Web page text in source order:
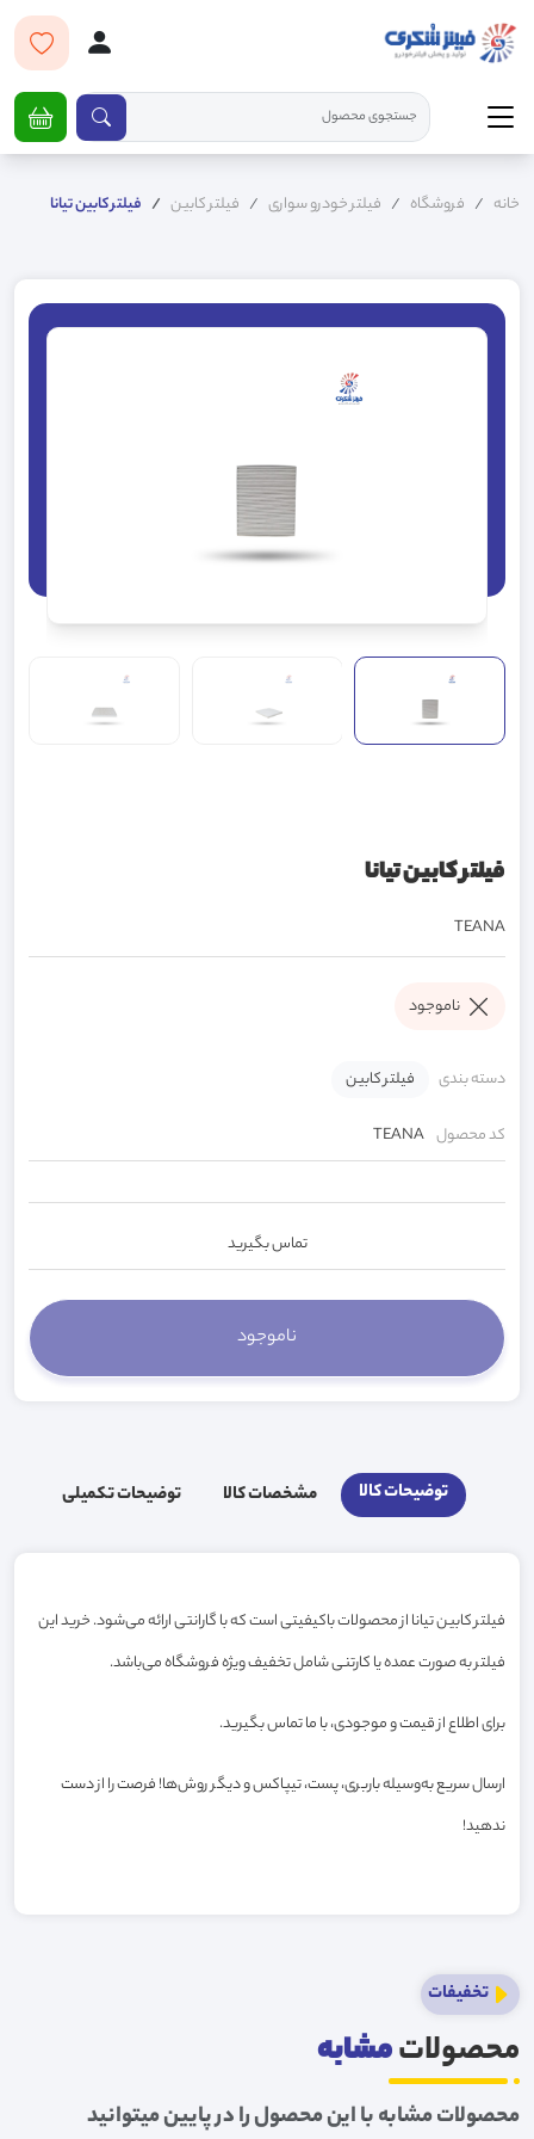
خانه فروشگاه فیلتر خودرو سواری فیلتر کابین فیلتر کابین تیانا
فیلتر کابین تیانا
TEANA
ناموجود
دسته بندی فیلتر کابین
کد محصول TEANA
تماس بگیرید
توضیحات کالا مشخصات کالا توضیحات تکمیلی
فیلتر کابین تیانا از محصولات باکیفیتی است که با گارانتی ارائه می‌شود. خرید این
فیلتر به صورت عمده یا کارتنی شامل تخفیف ویژه فروشگاه می‌باشد.
برای اطلاع از قیمت و موجودی، با ما تماس بگیرید.
ارسال سریع به‌وسیله باربری، پست، تیپاکس و دیگر روش‌ها! فرصت را از دست
ندهید!
تخفیفات
محصولاتمشابه
محصولات مشابه با این محصول را در پایین میتوانید